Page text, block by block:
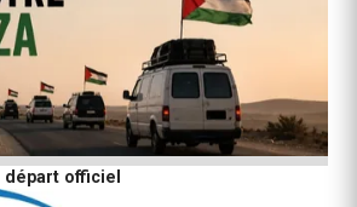
départ officiel